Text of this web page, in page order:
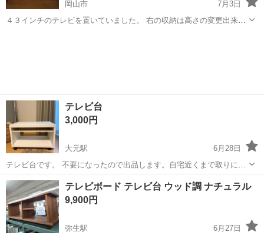
岡山市
7月3日
４３インチのテレビを置いていました。 右の収納は高さの変更出来る
テレビ台
3,000円
大元駅
6月28日
テレビ台です。 不要になったので出品します。自宅近くまで取りに来
ていただける方でお願いします。 中の仕切りは自由に場所を変えるこ
とができます。 キャスター付きで動かせます。 写真のように前側に画
鋲のあとが左右に1つづつありま...
岡山 岡山市 大元駅 収納家具
テレビボード テレビ台 ウッド調 ナチュラル
9,900円
弥生駅
6月27日